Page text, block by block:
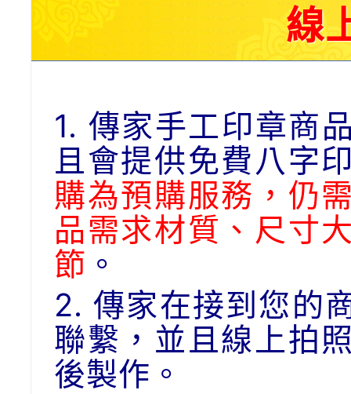
線
1. 傳家手工印章商
且會提供免費八字
購為預購服務，仍
品需求材質、尺寸
節 。
2. 傳家在接到您的
聯繫，並且線上拍
後製作。